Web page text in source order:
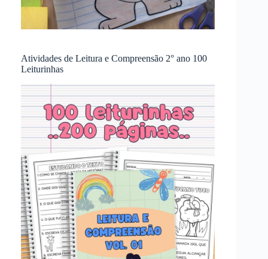
Atividades de Leitura e Compreensão 2° ano 100
Leiturinhas